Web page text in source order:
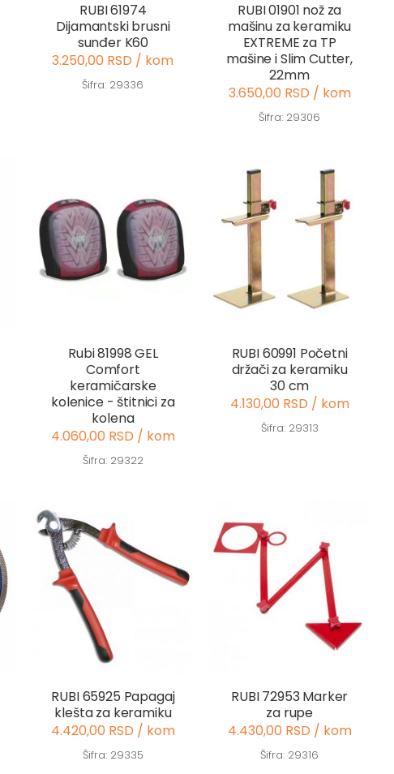
RUBI 61974
Dijamantski brusni
sunđer K60
3.250,00 RSD / kom
Šifra: 29336
RUBI 01901 nož za
mašinu za keramiku
EXTREME za TP
mašine i Slim Cutter,
22mm
3.650,00 RSD / kom
Šifra: 29306
Rubi 81998 GEL
Comfort
keramičarske
kolenice - štitnici za
kolena
4.060,00 RSD / kom
Šifra: 29322
RUBI 60991 Početni
držači za keramiku
30 cm
4.130,00 RSD / kom
Šifra: 29313
RUBI 65925 Papagaj
klešta za keramiku
4.420,00 RSD / kom
Šifra: 29335
RUBI 72953 Marker
za rupe
4.430,00 RSD / kom
Šifra: 29316